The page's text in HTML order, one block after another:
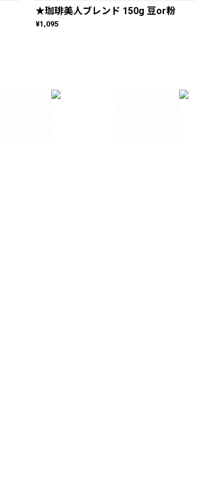
★珈琲美人ブレンド 150g 豆or粉
¥1,095